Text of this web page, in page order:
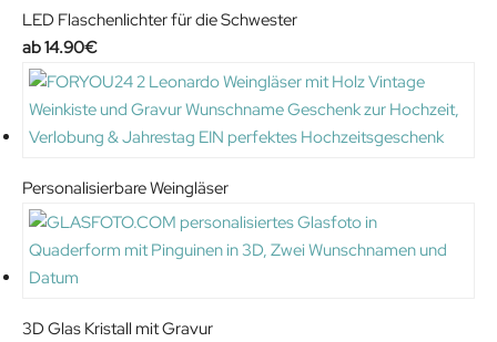
LED Flaschenlichter für die Schwester
14.90€
Personalisierbare Weingläser
3D Glas Kristall mit Gravur